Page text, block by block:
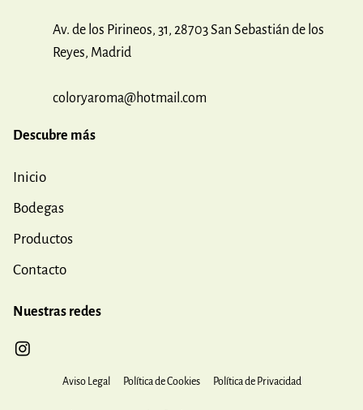
Av. de los Pirineos, 31, 28703 San Sebastián de los
Reyes, Madrid
coloryaroma@hotmail.com
Descubre más
Inicio
Bodegas
Productos
Contacto
Nuestras redes
Aviso Legal Política de Cookies Política de Privacidad